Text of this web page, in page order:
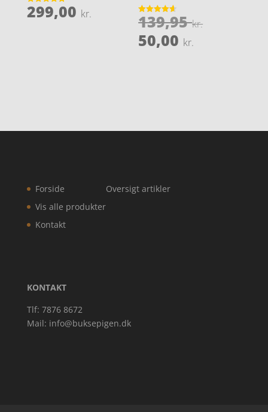
Vurderet
4.8
299,00 kr.
Vurderet
4.6
139,95kr.Den
50,00 kr.
Forside
Vis alle produkter
Kontakt
Oversigt artikler
KONTAKT
Tlf: 7876 8672
Mail: info@buksepigen.dk